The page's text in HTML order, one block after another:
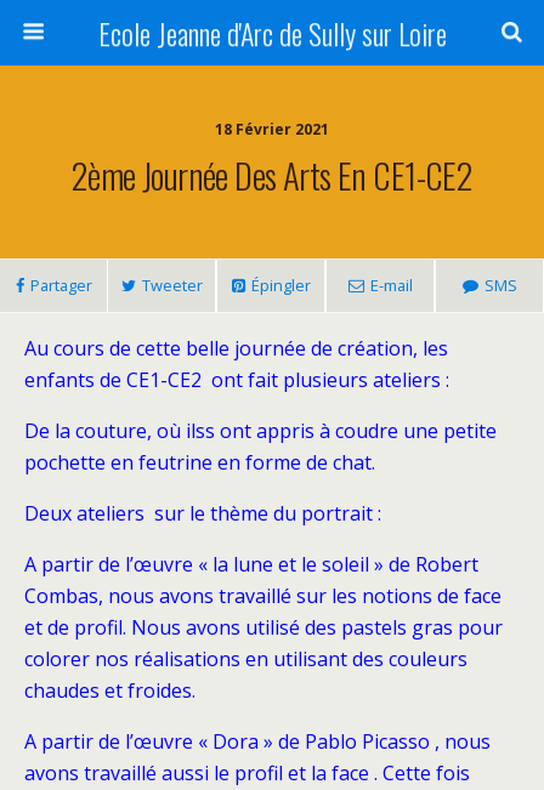
Ecole Jeanne d'Arc de Sully sur Loire
18 Février 2021
2ème Journée Des Arts En CE1-CE2
Partager Tweeter Épingler E-mail SMS
Au cours de cette belle journée de création, les
enfants de CE1-CE2 ont fait plusieurs ateliers :
De la couture, où ilss ont appris à coudre une petite
pochette en feutrine en forme de chat.
Deux ateliers sur le thème du portrait :
A partir de l’œuvre « la lune et le soleil » de Robert
Combas, nous avons travaillé sur les notions de face
et de profil. Nous avons utilisé des pastels gras pour
colorer nos réalisations en utilisant des couleurs
chaudes et froides.
A partir de l’œuvre « Dora » de Pablo Picasso , nous
avons travaillé aussi le profil et la face . Cette fois